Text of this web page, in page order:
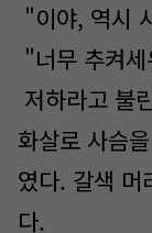
"이야, 역시
"너무 추켜
저하라고 불
화살로 사슴
였다. 갈색 머
다.